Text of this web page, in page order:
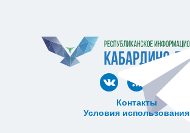
Контакты
Условия использования